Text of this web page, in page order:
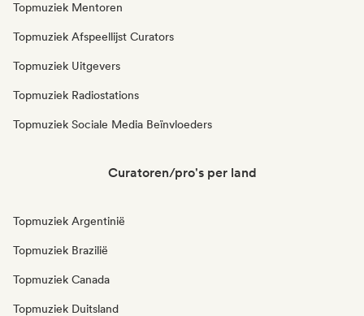
Topmuziek Mentoren
Topmuziek Afspeellijst Curators
Topmuziek Uitgevers
Topmuziek Radiostations
Topmuziek Sociale Media Beïnvloeders
Curatoren/pro's per land
Topmuziek Argentinië
Topmuziek Brazilië
Topmuziek Canada
Topmuziek Duitsland